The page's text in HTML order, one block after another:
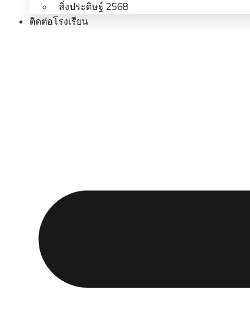
สิ่งประดิษฐ์ 2568
ติดต่อโรงเรียน